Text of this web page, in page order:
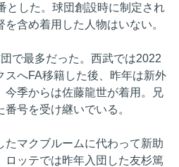
とした。球団創設時に制定され
含め着用した人物はいない。
で最多だった。西武では2022
スへFA移籍した後、昨年は新外
今季からは佐藤龍世が着用。兄
号を受け継いでいる。
たマクブルームに代わって新助
ロッテでは昨年入団した友杉篤